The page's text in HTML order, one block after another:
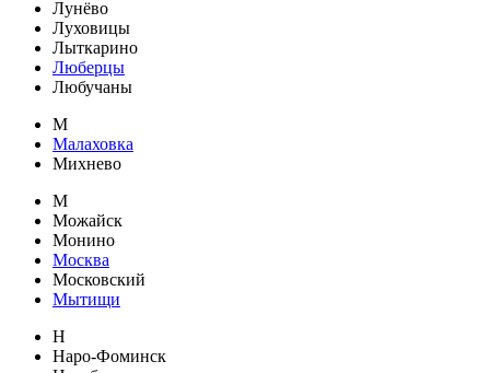
Лунёво
Луховицы
Лыткарино
Люберцы
Любучаны
М
Малаховка
Михнево
М
Можайск
Монино
Москва
Московский
Мытищи
Н
Наро-Фоминск